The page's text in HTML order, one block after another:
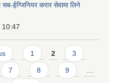
सब-ईन्जिनियर करार सेवामा लिने
10:47
1 2 3
7 8 9 …